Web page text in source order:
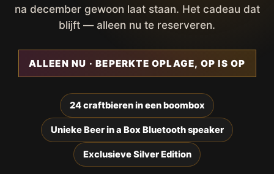
na december gewoon laat staan. Het cadeau dat
blijft — alleen nu te reserveren.
ALLEEN NU · BEPERKTE OPLAGE, OP IS OP
24 craftbieren in een boombox
Unieke Beer in a Box Bluetooth speaker
Exclusieve Silver Edition